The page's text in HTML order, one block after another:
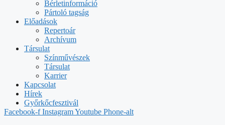
Bérletinformáció
Pártoló tagság
Előadások
Repertoár
Archívum
Társulat
Színművészek
Társulat
Karrier
Kapcsolat
Hírek
Győrkőcfesztivál
Facebook-f InstagramYoutube Phone-alt